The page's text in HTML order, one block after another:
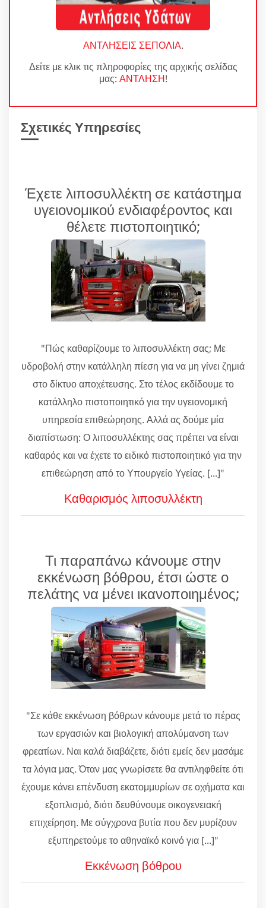
ΑΝΤΛΗΣΕΙΣ ΣΕΠΟΛΙΑ.
Δείτε με κλικ τις πληροφορίες της αρχικής σελίδας
μας: ΑΝΤΛΗΣΗ!
Σχετικές Υπηρεσίες
Έχετε λιποσυλλέκτη σε κατάστημα
υγειονομικού ενδιαφέροντος και
θέλετε πιστοποιητικό;
"Πώς καθαρίζουμε το λιποσυλλέκτη σας; Με
υδροβολή στην κατάλληλη πίεση για να μη γίνει ζημιά
στο δίκτυο αποχέτευσης. Στο τέλος εκδίδουμε το
κατάλληλο πιστοποιητικό για την υγειονομική
υπηρεσία επιθεώρησης. Αλλά ας δούμε μία
διαπίστωση: Ο λιποσυλλέκτης σας πρέπει να είναι
καθαρός και να έχετε το ειδικό πιστοποιητικό για την
επιθεώρηση από το Υπουργείο Υγείας. [...]"
Καθαρισμός λιποσυλλέκτη
Τι παραπάνω κάνουμε στην
εκκένωση βόθρου, έτσι ώστε ο
πελάτης να μένει ικανοποιημένος;
"Σε κάθε εκκένωση βόθρων κάνουμε μετά το πέρας
των εργασιών και βιολογική απολύμανση των
φρεατίων. Ναι καλά διαβάζετε, διότι εμείς δεν μασάμε
τα λόγια μας. Όταν μας γνωρίσετε θα αντιληφθείτε ότι
έχουμε κάνει επένδυση εκατομμυρίων σε οχήματα και
εξοπλισμό, διότι δευθύνουμε οικογενειακή
επιχείρηση. Με σύγχρονα βυτία που δεν μυρίζουν
εξυπηρετούμε το αθηναϊκό κοινό για [...]"
Εκκένωση βόθρου